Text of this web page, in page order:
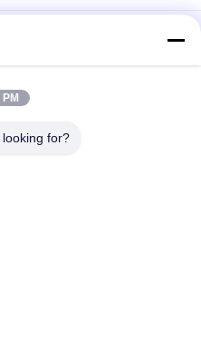
ব্যাটারি চালিত প্ল্যাটফর্ম ট্রাক
ব্যাটারি চালিত বৈদ্যুতিক পণ্যবাহী
for?